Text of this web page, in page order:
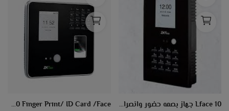
Lface 10 جهاز بصمه حضور وانصراف
ZKTeco - MB20 Finger Print/ ID Card /Face